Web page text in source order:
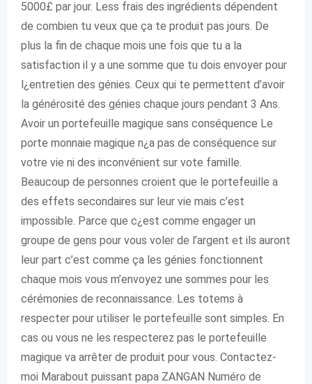
5000£ par jour. Less frais des ingrédients dépendent
de combien tu veux que ça te produit pas jours. De
plus la fin de chaque mois une fois que tu a la
satisfaction il y a une somme que tu dois envoyer pour
l¿entretien des génies. Ceux qui te permettent d’avoir
la générosité des génies chaque jours pendant 3 Ans.
Avoir un portefeuille magique sans conséquence Le
porte monnaie magique n¿a pas de conséquence sur
votre vie ni des inconvénient sur vote famille.
Beaucoup de personnes croient que le portefeuille a
des effets secondaires sur leur vie mais c’est
impossible. Parce que c¿est comme engager un
groupe de gens pour vous voler de l’argent et ils auront
leur part c’est comme ça les génies fonctionnent
chaque mois vous m’envoyez une sommes pour les
cérémonies de reconnaissance. Les totems à
respecter pour utiliser le portefeuille sont simples. En
cas ou vous ne les respecterez pas le portefeuille
magique va arrêter de produit pour vous. Contactez-
moi Marabout puissant papa ZANGAN Numéro de